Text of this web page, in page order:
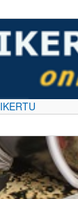
IKERTU